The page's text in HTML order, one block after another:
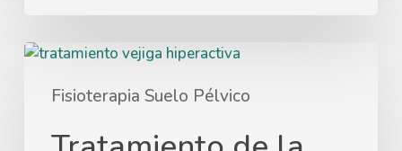
Fisioterapia Suelo Pélvico